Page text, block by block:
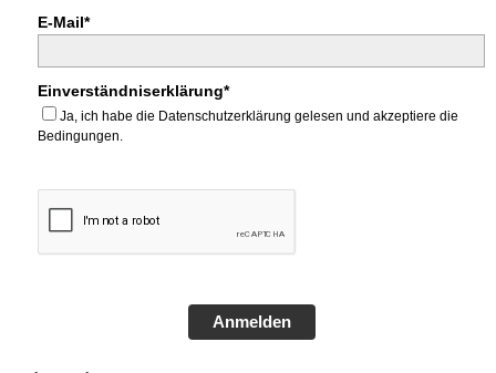
E-Mail*
Einverständniserklärung*
Ja, ich habe die Datenschutzerklärung gelesen und akzeptiere die
Bedingungen.
Anmelden